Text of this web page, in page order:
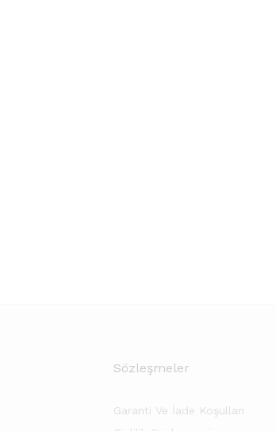
Sözleşmeler
Garanti Ve İade Koşulları